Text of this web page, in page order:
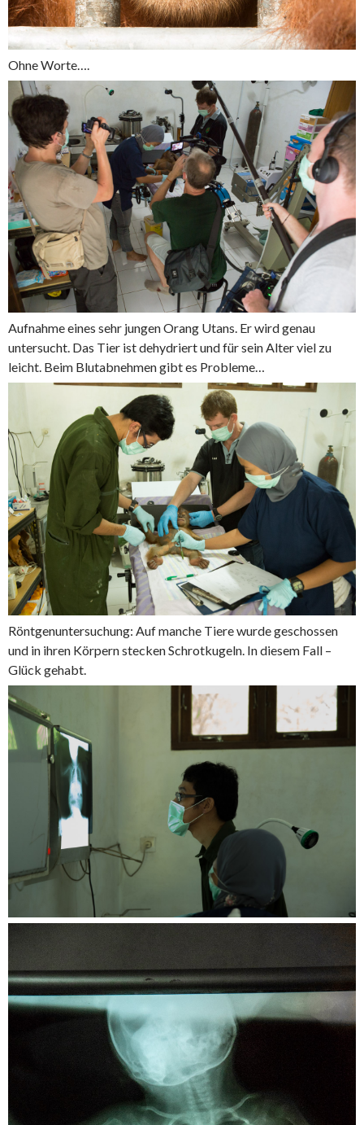
Ohne Worte….
Aufnahme eines sehr jungen Orang Utans. Er wird genau
untersucht. Das Tier ist dehydriert und für sein Alter viel zu
leicht. Beim Blutabnehmen gibt es Probleme…
Röntgenuntersuchung: Auf manche Tiere wurde geschossen
und in ihren Körpern stecken Schrotkugeln. In diesem Fall –
Glück gehabt.